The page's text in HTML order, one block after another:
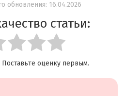
обновления: 16.04.2026
статьи:
оценку первым.